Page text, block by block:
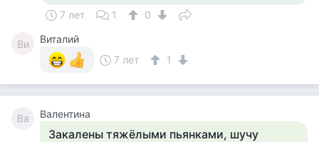
7 лет 1 0
Ви
Виталий
7 лет
1
Ва Валентина
Закалены тяжёлыми пьянками, шучу